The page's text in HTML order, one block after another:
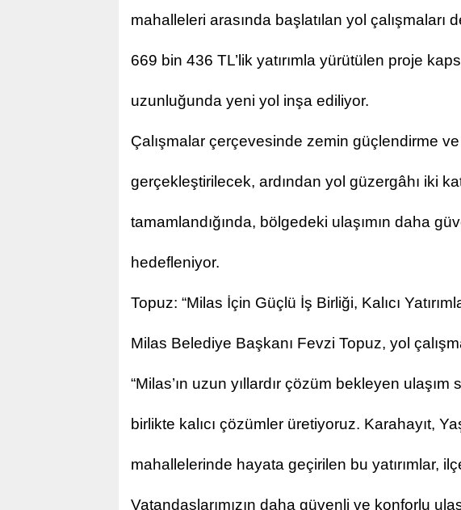
mahalleleri arasında başlatılan yol çalışmaları
669 bin 436 TL’lik yatırımla yürütülen proje
uzunluğunda yeni yol inşa ediliyor.
Çalışmalar çerçevesinde zemin güçlendirme
gerçekleştirilecek, ardından yol güzergâhı iki
tamamlandığında, bölgedeki ulaşımın daha
hedefleniyor.
Topuz: “Milas İçin Güçlü İş Birliği, Kalıcı
Milas Belediye Başkanı Fevzi Topuz, yol
“Milas’ın uzun yıllardır çözüm bekleyen
birlikte kalıcı çözümler üretiyoruz. Karahayıt,
mahallelerinde hayata geçirilen bu yatırımlar,
Vatandaşlarımızın daha güvenli ve konforlu